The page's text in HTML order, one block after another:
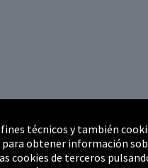
técnicos y también
obtener información
cookies de terceros